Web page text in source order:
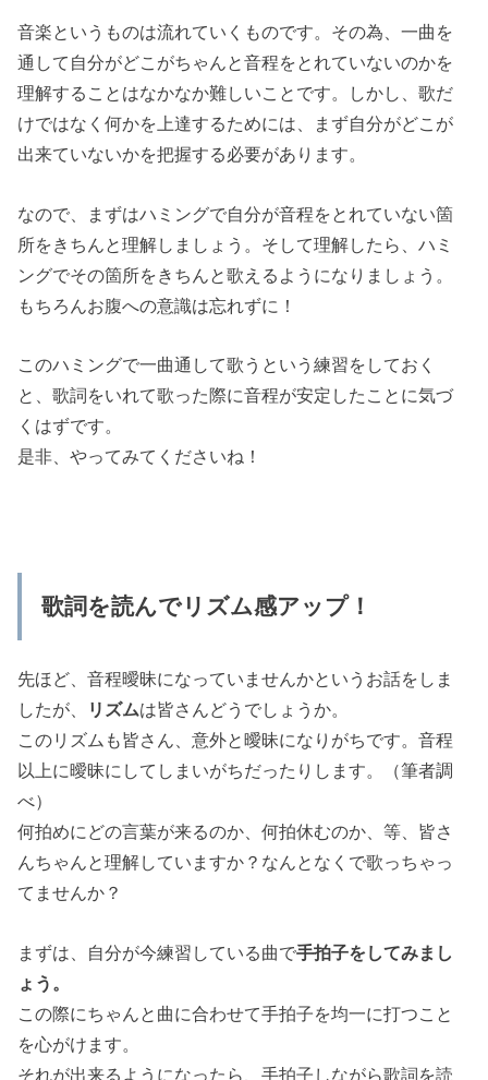
音楽というものは流れていくものです。その為、一曲を
通して自分がどこがちゃんと音程をとれていないのかを
理解することはなかなか難しいことです。しかし、歌だ
けではなく何かを上達するためには、まず自分がどこが
出来ていないかを把握する必要があります。
なので、まずはハミングで自分が音程をとれていない箇
所をきちんと理解しましょう。そして理解したら、ハミ
ングでその箇所をきちんと歌えるようになりましょう。
もちろんお腹への意識は忘れずに！
このハミングで一曲通して歌うという練習をしておく
と、歌詞をいれて歌った際に音程が安定したことに気づ
くはずです。
是非、やってみてくださいね！
歌詞を読んでリズム感アップ！
先ほど、音程曖昧になっていませんかというお話をしま
したが、
リズムは皆さんどうでしょうか。
このリズムも皆さん、意外と曖昧になりがちです。音程
以上に曖昧にしてしまいがちだったりします。（筆者調
べ）
何拍めにどの言葉が来るのか、何拍休むのか、等、皆さ
んちゃんと理解していますか？なんとなくで歌っちゃっ
てませんか？
まずは、自分が今練習している曲で手拍子をしてみまし
ょう。
この際にちゃんと曲に合わせて手拍子を均一に打つこと
を心がけます。
それが出来るようになったら、手拍子しながら歌詞を読